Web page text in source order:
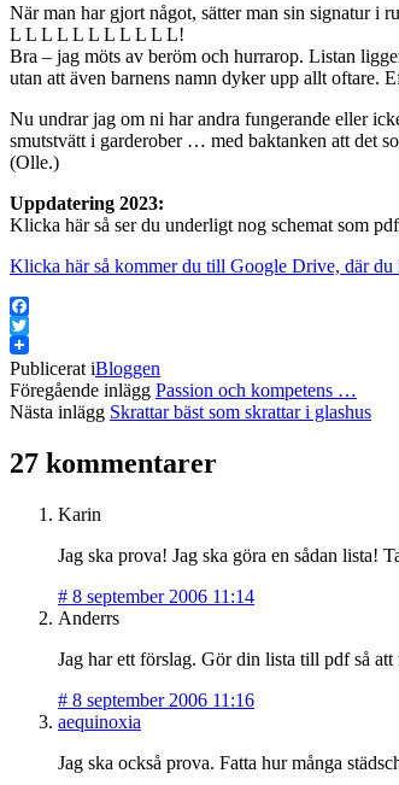
När man har gjort något, sätter man sin signatur i
L L L L L L L L L L L!
Bra – jag möts av beröm och hurrarop. Listan
utan att även barnens namn dyker upp allt oftare.
Nu undrar jag om ni har andra fungerande eller
smutstvätt i garderober … med baktanken att det
(Olle.)
Uppdatering 2023:
Klicka här så ser du underligt nog schemat som
Klicka här så kommer du till Google Drive, där
Facebook
Twitter
Publicerat iBloggen
Föregående inlägg Passion och kompetens …
Nästa inlägg Skrattar bäst som skrattar i glashus
27 kommentarer
Karin
Jag ska prova! Jag ska göra en sådan lista!
# 8 september 2006 11:14
Anderrs
Jag har ett förslag. Gör din lista till pdf så att
# 8 september 2006 11:16
aequinoxia
Jag ska också prova. Fatta hur många